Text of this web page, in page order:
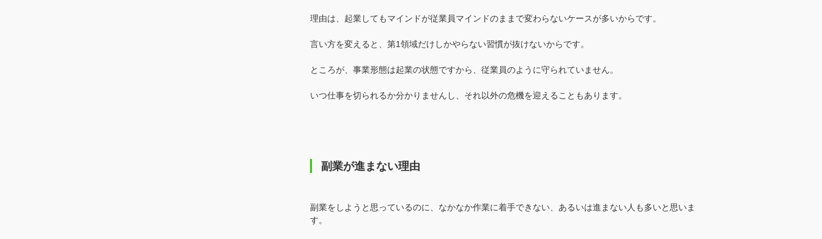
理由は、起業してもマインドが従業員マインドのままで変わらないケースが多いからです。
言い方を変えると、第1領域だけしかやらない習慣が抜けないからです。
ところが、事業形態は起業の状態ですから、従業員のように守られていません。
いつ仕事を切られるか分かりませんし、それ以外の危機を迎えることもあります。
副業が進まない理由
副業をしようと思っているのに、なかなか作業に着手できない、あるいは進まない人も多いと思いま
す。